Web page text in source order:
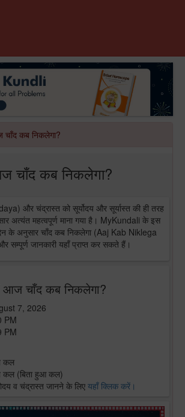
कब निकलेगा?
चाँद कब निकलेगा?
और चंद्रास्त को सूर्योदय और सूर्यास्त की ही तरह
अत्यंत महत्वपूर्ण माना गया है। MyKundali के इस
के अनुसार चाँद कब निकलेगा (Aaj Kab Niklega
सम्पूर्ण जानकारी यहाँ प्राप्त कर सकते हैं।
चाँद कब निकलेगा?
7, 2026
PM
PM
कल
कल (बिता हुआ कल)
व चंद्रास्त जानने के लिए यहाँ क्लिक करें।